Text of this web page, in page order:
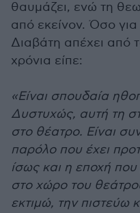
θαυμάζει, ενώ τη
από εκείνον. Όσο
Διαβάτη απέχει από
χρόνια είπε:
«Είναι σπουδαία
Δυστυχώς, αυτή τη
στο θέατρο. Είναι
παρόλο που έχει
ίσως και η εποχή που
στο χώρο του
εκτιμώ, την πιστεύω